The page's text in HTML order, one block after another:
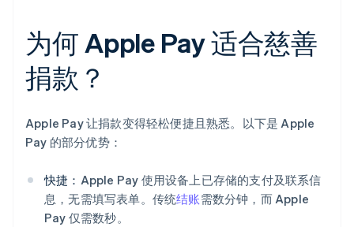
为何 Apple Pay 适合慈善
捐款？
Apple Pay 让捐款变得轻松便捷且熟悉。以下是 Apple
Pay 的部分优势：
快捷： Apple Pay 使用设备上已存储的支付及联系信
息，无需填写表单。传统结账需数分钟，而 Apple
Pay 仅需数秒。